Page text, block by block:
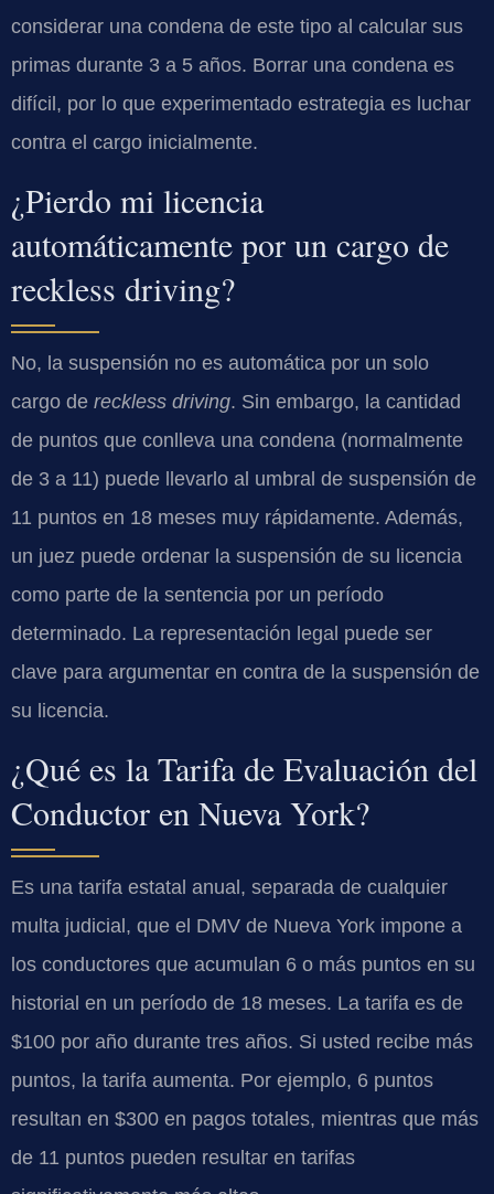
considerar una condena de este tipo al calcular sus
primas durante 3 a 5 años. Borrar una condena es
difícil, por lo que experimentado estrategia es luchar
contra el cargo inicialmente.
¿Pierdo mi licencia
automáticamente por un cargo de
reckless driving?
No, la suspensión no es automática por un solo
cargo de reckless driving. Sin embargo, la cantidad
de puntos que conlleva una condena (normalmente
de 3 a 11) puede llevarlo al umbral de suspensión de
11 puntos en 18 meses muy rápidamente. Además,
un juez puede ordenar la suspensión de su licencia
como parte de la sentencia por un período
determinado. La representación legal puede ser
clave para argumentar en contra de la suspensión de
su licencia.
¿Qué es la Tarifa de Evaluación del
Conductor en Nueva York?
Es una tarifa estatal anual, separada de cualquier
multa judicial, que el DMV de Nueva York impone a
los conductores que acumulan 6 o más puntos en su
historial en un período de 18 meses. La tarifa es de
$100 por año durante tres años. Si usted recibe más
puntos, la tarifa aumenta. Por ejemplo, 6 puntos
resultan en $300 en pagos totales, mientras que más
de 11 puntos pueden resultar en tarifas